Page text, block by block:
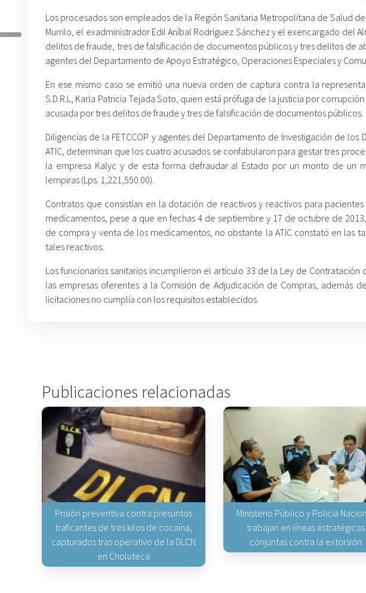
Los procesados son empleados de la Región Sanitaria Metropolitana de Salud
Murrilo, el exadministrador Edil Aníbal Rodríguez Sánchez y el exencargado del
delitos de fraude, tres de falsificación de documentos públicos y tres delitos de
agentes del Departamento de Apoyo Estratégico, Operaciones Especiales y
En ese mismo caso se emitió una nueva orden de captura contra la
S.D.R.L, Karla Patricia Tejada Soto, quien está prófuga de la justicia por
acusada por tres delitos de fraude y tres de falsificación de documentos públicos.
Diligencias de la FETCCOP y agentes del Departamento de Investigación de
ATIC, determinan que los cuatro acusados se confabularon para gestar tres
la empresa Kalyc y de esta forma defraudar al Estado por un monto de un
lempiras (Lps. 1,221,550.00).
Contratos que consistían en la dotación de reactivos y reactivos para
medicamentos, pese a que en fechas 4 de septiembre y 17 de octubre de
de compra y venta de los medicamentos, no obstante la ATIC constató en las
tales reactivos.
Los funcionarios sanitarios incumplieron el artículo 33 de la Ley de
las empresas oferentes a la Comisión de Adjudicación de Compras, además
licitaciones no cumplía con los requisitos establecidos.
Publicaciones relacionadas
Prisión preventiva contra presuntos
traficantes de tres kilos de cocaína,
capturados tras operativo de la DLCN
en Choluteca
Ministerio Público y Policía
trabajan en líneas estratégicas
conjuntas contra la extorsión